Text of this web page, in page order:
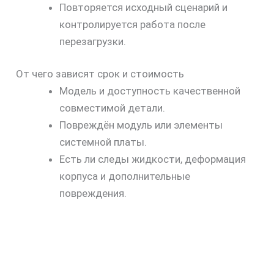
Повторяется исходный сценарий и
контролируется работа после
перезагрузки.
От чего зависят срок и стоимость
Модель и доступность качественной
совместимой детали.
Повреждён модуль или элементы
системной платы.
Есть ли следы жидкости, деформация
корпуса и дополнительные
повреждения.